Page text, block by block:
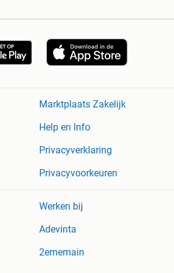
Marktplaats Zakelijk
Help en Info
Privacyverklaring
Privacyvoorkeuren
Werken bij
Adevinta
2ememain